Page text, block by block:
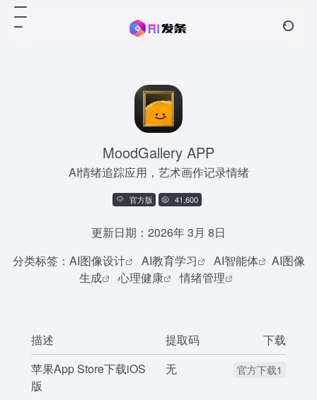
MoodGallery APP
AI情绪追踪应用，艺术画作记录情绪
官方版 41,600
更新日期：2026年 3月 8日
分类标签： AI图像设计 AI教育学习 AI智能体
AI图像
生成
心理健康 情绪管理
描述 提取码
下载
苹果App Store下载iOS
版
无 官方下载1